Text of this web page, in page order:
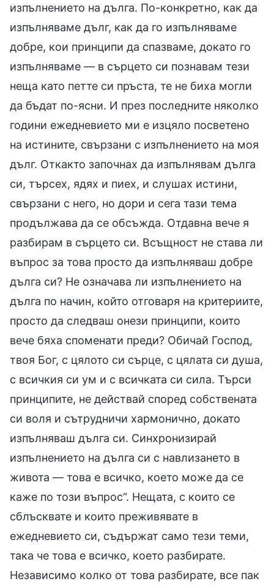
изпълнението на дълга. По-конкретно, как да
изпълняваме дълг, как да го изпълняваме
добре, кои принципи да спазваме, докато го
изпълняваме — в сърцето си познавам тези
неща като петте си пръста, те не биха могли
да бъдат по-ясни. И през последните няколко
години ежедневието ми е изцяло посветено
на истините, свързани с изпълнението на моя
дълг. Откакто започнах да изпълнявам дълга
си, търсех, ядях и пиех, и слушах истини,
свързани с него, но дори и сега тази тема
продължава да се обсъжда. Отдавна вече я
разбирам в сърцето си. Всъщност не става ли
въпрос за това просто да изпълняваш добре
дълга си? Не означава ли изпълнението на
дълга по начин, който отговаря на критериите,
просто да следваш онези принципи, които
вече бяха споменати преди? Обичай Господ,
твоя Бог, с цялото си сърце, с цялата си душа,
с всичкия си ум и с всичката си сила. Търси
принципите, не действай според собствената
си воля и сътрудничи хармонично, докато
изпълняваш дълга си. Синхронизирай
изпълнението на дълга си с навлизането в
живота — това е всичко, което може да се
каже по този въпрос“. Нещата, с които се
сблъсквате и които преживявате в
ежедневието си, съдържат само тези теми,
така че това е всичко, което разбирате.
Независимо колко от това разбирате, все пак